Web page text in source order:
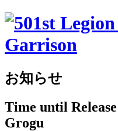
お知らせ
Time until
Grogu